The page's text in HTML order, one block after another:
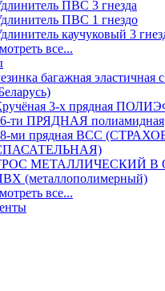
ПВС 3 гнезда
ПВС 1 гнездо
каучуковый 3
все...
багажная эластичная
3-х прядная
ти ПРЯДНАЯ полиамидная
ми прядная ВСС
МЕТАЛЛИЧЕСКИЙ В
(металлополимерный)
все...